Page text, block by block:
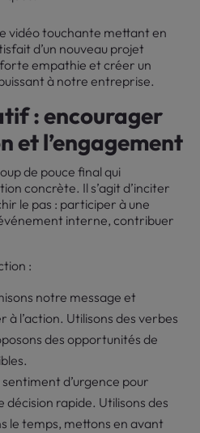
vidéo touchante mettant en
d’un nouveau projet
empathie et créer un
à notre entreprise.
: encourager
et l’engagement
de pouce final qui
concrète. Il s’agit d’inciter
le pas : participer à une
événement interne, contribuer
:
notre message et
à l’action. Utilisons des verbes
des opportunités de
sentiment d’urgence pour
rapide. Utilisons des
le temps, mettons en avant